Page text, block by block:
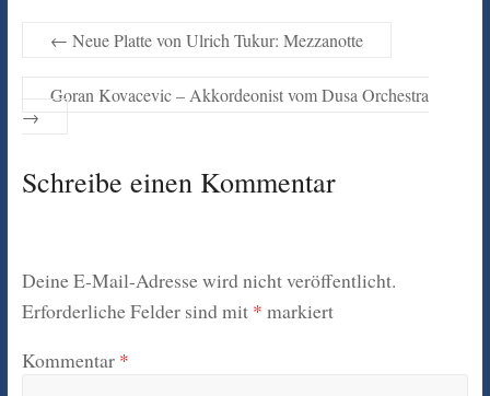
← Neue Platte von Ulrich Tukur: Mezzanotte
Goran Kovacevic – Akkordeonist vom Dusa Orchestra
→
Schreibe einen Kommentar
Deine E-Mail-Adresse wird nicht veröffentlicht.
Erforderliche Felder sind mit * markiert
Kommentar *